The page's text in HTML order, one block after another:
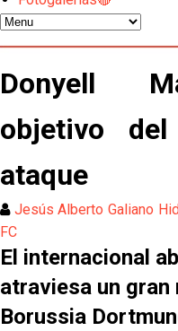
El Sevilla mueve ficha
para el ataque
Los contratiempos
gestión de un inválido
El Sevilla C se queda
Atlético y Getafe
Luis García Plaza: No
El Sevilla FC plantea
más antes del cierre
Donyell
objetivo
ataque
Jesús Alberto Galiano
FC
El internacional
atraviesa un gran
Borussia